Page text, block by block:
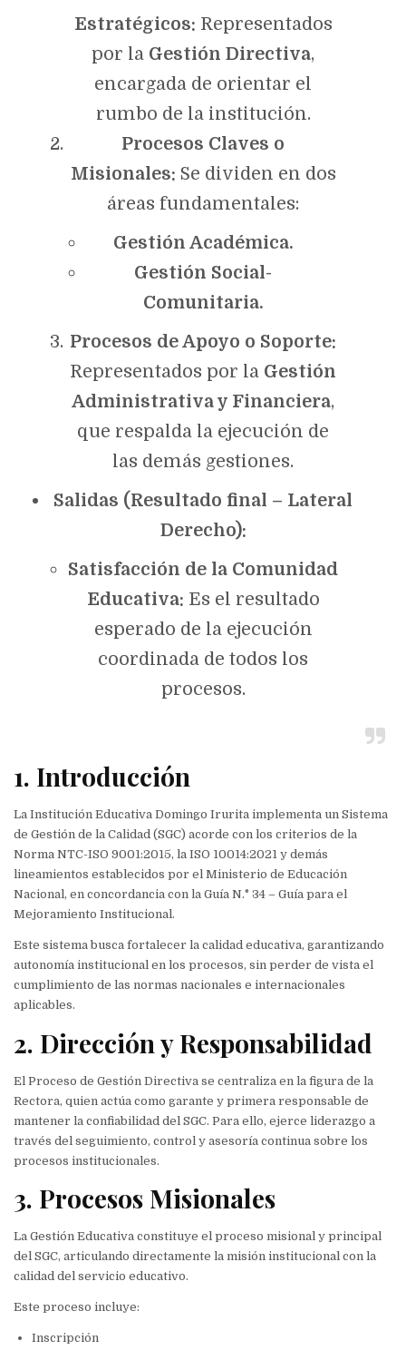
Estratégicos: Representados
por la Gestión Directiva,
encargada de orientar el
rumbo de la institución.
Procesos Claves o
Misionales: Se dividen en dos
áreas fundamentales:
Gestión Académica.
Gestión Social-
Comunitaria.
Procesos de Apoyo o Soporte:
Representados por la Gestión
Administrativa y Financiera,
que respalda la ejecución de
las demás gestiones.
Salidas (Resultado final – Lateral
Derecho):
Satisfacción de la Comunidad
Educativa: Es el resultado
esperado de la ejecución
coordinada de todos los
procesos.
1. Introducción
La Institución Educativa Domingo Irurita implementa un Sistema
de Gestión de la Calidad (SGC) acorde con los criterios de la
Norma NTC-ISO 9001:2015, la ISO 10014:2021 y demás
lineamientos establecidos por el Ministerio de Educación
Nacional, en concordancia con la Guía N.° 34 – Guía para el
Mejoramiento Institucional.
Este sistema busca fortalecer la calidad educativa, garantizando
autonomía institucional en los procesos, sin perder de vista el
cumplimiento de las normas nacionales e internacionales
aplicables.
2. Dirección y Responsabilidad
El Proceso de Gestión Directiva se centraliza en la figura de la
Rectora, quien actúa como garante y primera responsable de
mantener la confiabilidad del SGC. Para ello, ejerce liderazgo a
través del seguimiento, control y asesoría continua sobre los
procesos institucionales.
3. Procesos Misionales
La Gestión Educativa constituye el proceso misional y principal
del SGC, articulando directamente la misión institucional con la
calidad del servicio educativo.
Este proceso incluye:
Inscripción